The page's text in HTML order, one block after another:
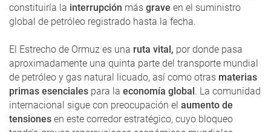
constituiría la interrupción más grave en el suministro
global de petróleo registrado hasta la fecha.
El Estrecho de Ormuz es una ruta vital, por donde pasa
aproximadamente una quinta parte del transporte mundial
de petróleo y gas natural licuado, así como otras materias
primas esenciales para la economía global. La comunidad
internacional sigue con preocupación el aumento de
tensiones en este corredor estratégico, cuyo bloqueo